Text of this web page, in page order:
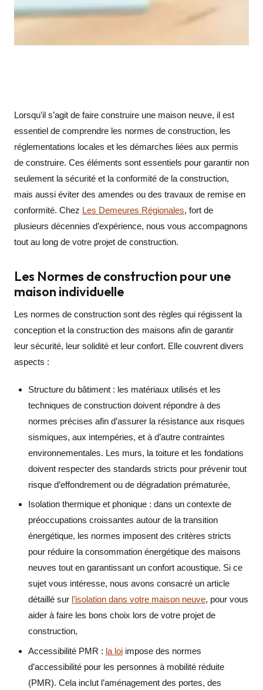
Lorsqu’il s’agit de faire construire une maison neuve, il est
essentiel de comprendre les normes de construction, les
réglementations locales et les démarches liées aux permis
de construire. Ces éléments sont essentiels pour garantir non
seulement la sécurité et la conformité de la construction,
mais aussi éviter des amendes ou des travaux de remise en
conformité. Chez Les Demeures Régionales, fort de
plusieurs décennies d’expérience, nous vous accompagnons
tout au long de votre projet de construction.
Les Normes de construction pour une
maison individuelle
Les normes de construction sont des règles qui régissent la
conception et la construction des maisons afin de garantir
leur sécurité, leur solidité et leur confort. Elle couvrent divers
aspects :
Structure du bâtiment : les matériaux utilisés et les
techniques de construction doivent répondre à des
normes précises afin d’assurer la résistance aux risques
sismiques, aux intempéries, et à d’autre contraintes
environnementales. Les murs, la toiture et les fondations
doivent respecter des standards stricts pour prévenir tout
risque d’effondrement ou de dégradation prématurée,
Isolation thermique et phonique : dans un contexte de
préoccupations croissantes autour de la transition
énergétique, les normes imposent des critères stricts
pour réduire la consommation énergétique des maisons
neuves tout en garantissant un confort acoustique. Si ce
sujet vous intéresse, nous avons consacré un article
détaillé sur l’isolation dans votre maison neuve, pour vous
aider à faire les bons choix lors de votre projet de
construction,
Accessibilité PMR : la loi impose des normes
d’accessibilité pour les personnes à mobilité réduite
(PMR). Cela inclut l’aménagement des portes, des